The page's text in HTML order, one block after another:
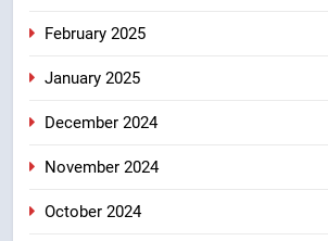
February 2025
January 2025
December 2024
November 2024
October 2024